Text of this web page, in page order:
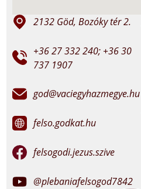
2132 Göd, Bozóky tér 2.
+36 27 332 240; +36 30
737 1907
god@vaciegyhazmegye.hu
felso.godkat.hu
felsogodi.jezus.szive
@plebaniafelsogod7842